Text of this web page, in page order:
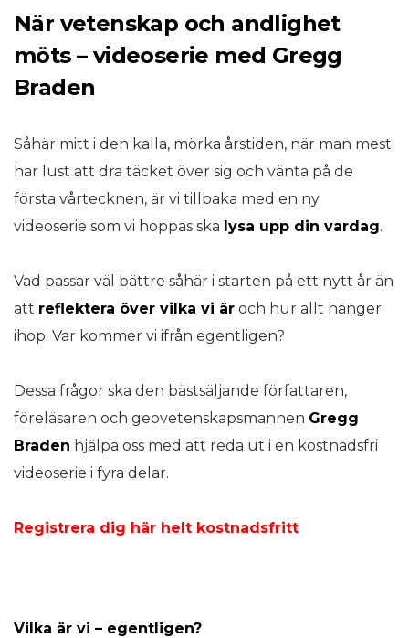
När vetenskap och andlighet
möts – videoserie med Gregg
Braden
Såhär mitt i den kalla, mörka årstiden, när man mest
har lust att dra täcket över sig och vänta på de
första vårtecknen, är vi tillbaka med en ny
videoserie som vi hoppas ska lysa upp din vardag.
Vad passar väl bättre såhär i starten på ett nytt år än
att reflektera över vilka vi är och hur allt hänger
ihop. Var kommer vi ifrån egentligen?
Dessa frågor ska den bästsäljande författaren,
föreläsaren och geovetenskapsmannen Gregg
Braden hjälpa oss med att reda ut i en kostnadsfri
videoserie i fyra delar.
Registrera dig här helt kostnadsfritt
Vilka är vi – egentligen?